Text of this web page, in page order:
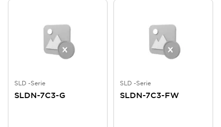
SLD -Serie
SLDN-7C3-G
SLD -Serie
SLDN-7C3-FW